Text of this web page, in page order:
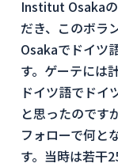
Institut Osaka
だき、このボラ
Osakaでドイツ
す。ゲーテには
ドイツ語でドイ
と思ったのです
フォローで何と
す。当時は若干